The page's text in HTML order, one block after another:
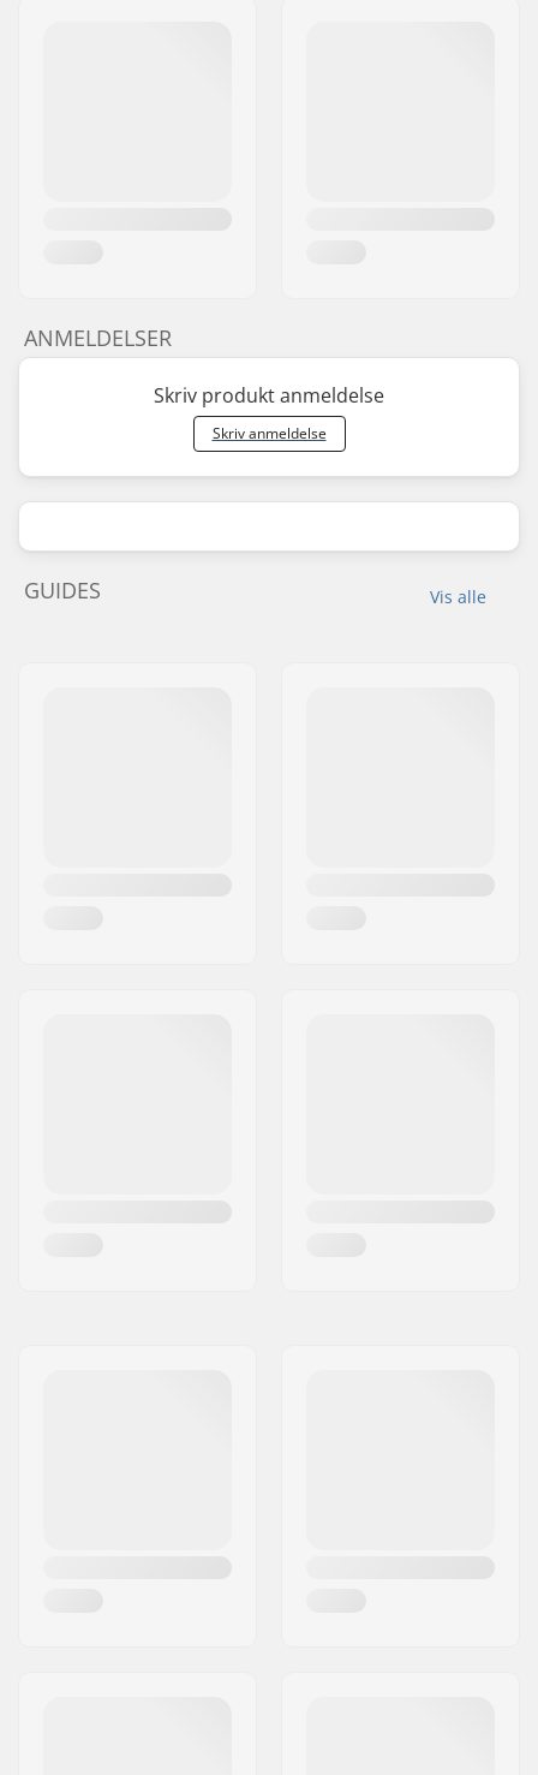
ANMELDELSER
Skriv produkt anmeldelse
Skriv anmeldelse
Vis alle
GUIDES